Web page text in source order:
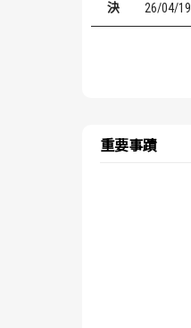
決 26/04/19
重要事蹟